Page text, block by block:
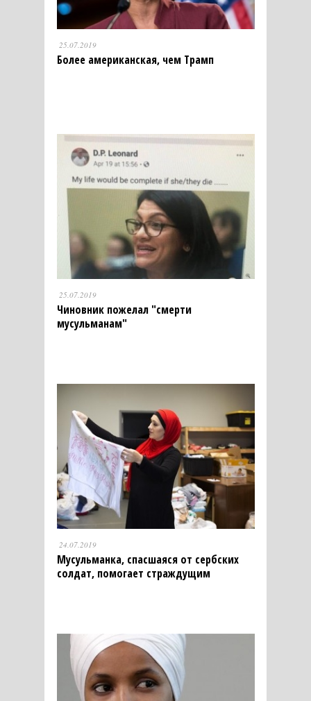
25.07.2019
Более американская, чем Трамп
25.07.2019
Чиновник пожелал "смерти
мусульманам"
24.07.2019
Мусульманка, спасшаяся от сербских
солдат, помогает страждущим